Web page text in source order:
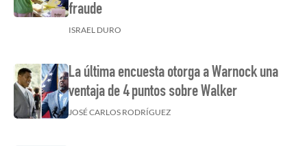
fraude
ISRAEL DURO
La última encuesta otorga a Warnock una
ventaja de 4 puntos sobre Walker
JOSÉ CARLOS RODRÍGUEZ